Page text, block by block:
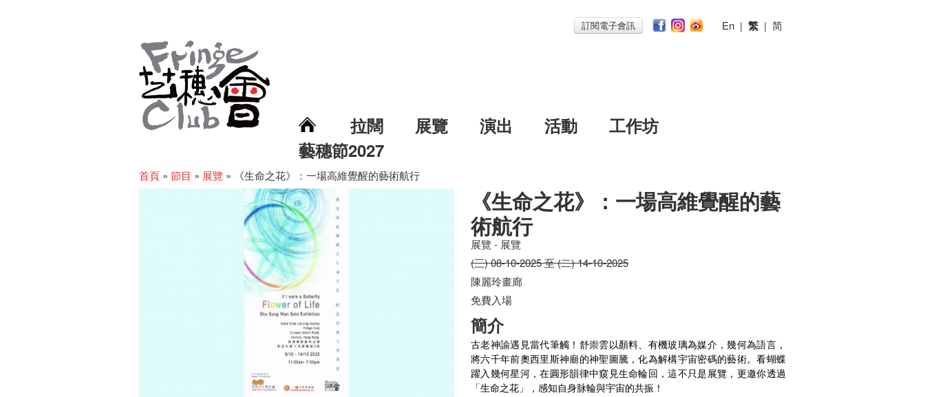
訂閱電子會訊 En | 繁 | 简
拉闊 展覽 演出 活動
工作坊
藝穗節2027
首頁 » 節目 » 展覽 » 《生命之花》：一場高維覺醒的藝術航行
《生命之花》：一場高維覺醒的藝
術航行
展覽 - 展覽
(三) 08-10-2025 至 (二) 14-10-2025
陳麗玲畫廊
免費入場
簡介
古老神諭遇見當代筆觸！舒崇雲以顏料、有機玻璃為媒介，幾何為語言，
將六千年前奧西里斯神廟的神聖圖騰，化為解構宇宙密碼的藝術。看蝴蝶
躍入幾何星河，在圓形韻律中窺見生命輪回，這不只是展覽，更邀你透過
「生命之花」，感知自身脉輪與宇宙的共振！